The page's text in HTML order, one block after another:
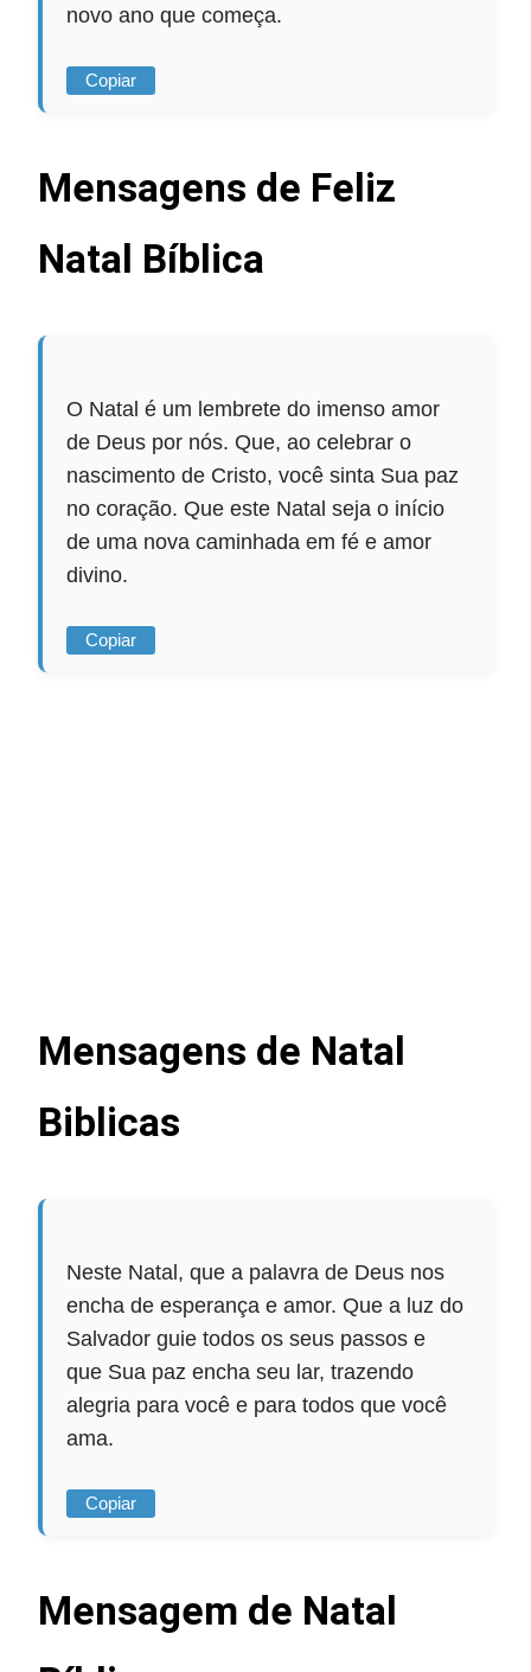
novo ano que começa.
Copiar
Mensagens de Feliz
Natal Bíblica
O Natal é um lembrete do imenso amor
de Deus por nós. Que, ao celebrar o
nascimento de Cristo, você sinta Sua paz
no coração. Que este Natal seja o início
de uma nova caminhada em fé e amor
divino.
Copiar
Mensagens de Natal
Biblicas
Neste Natal, que a palavra de Deus nos
encha de esperança e amor. Que a luz do
Salvador guie todos os seus passos e
que Sua paz encha seu lar, trazendo
alegria para você e para todos que você
ama.
Copiar
Mensagem de Natal